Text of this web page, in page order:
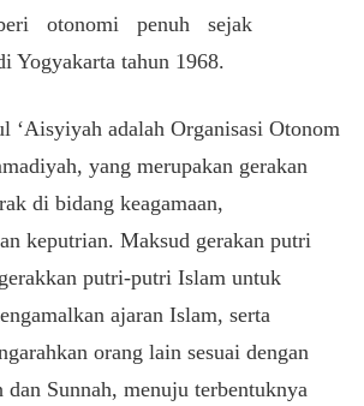
otonomi penuh sejak
Yogyakarta tahun 1968.
‘Aisyiyah adalah Organisasi Otonom
yang merupakan gerakan
di bidang keagamaan,
keputrian. Maksud gerakan putri
putri-putri Islam untuk
ajaran Islam, serta
orang lain sesuai dengan
dan Sunnah, menuju terbentuknya